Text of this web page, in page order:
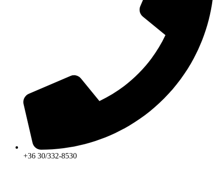
+36 30/332-8530